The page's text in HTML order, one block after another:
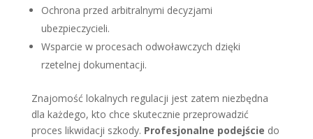
Ochrona przed arbitralnymi decyzjami
ubezpieczycieli.
Wsparcie w procesach odwoławczych dzięki
rzetelnej dokumentacji.
Znajomość lokalnych regulacji jest zatem niezbędna
dla każdego, kto chce skutecznie przeprowadzić
proces likwidacji szkody. Profesjonalne podejście do